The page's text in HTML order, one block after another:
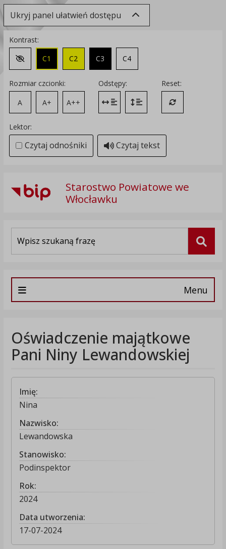
Ukryj panel ułatwień dostępu
Kontrast:
Zmień kontrast na domyślny
C1 C2 C3 C4
Rozmiar czcionki:
A
A+ A++
Odstępy:
Zmień odstęp między literami
Zmień interlinię i margines
Reset:
Przywróć
Lektor:
Czytaj odnośniki Czytaj tekst
Starostwo Powiatowe we
Włocławku
Menu
Oświadczenie majątkowe
Pani Niny Lewandowskiej
Imię:
Nina
Nazwisko:
Lewandowska
Stanowisko:
Podinspektor
Rok:
2024
Data utworzenia:
17-07-2024